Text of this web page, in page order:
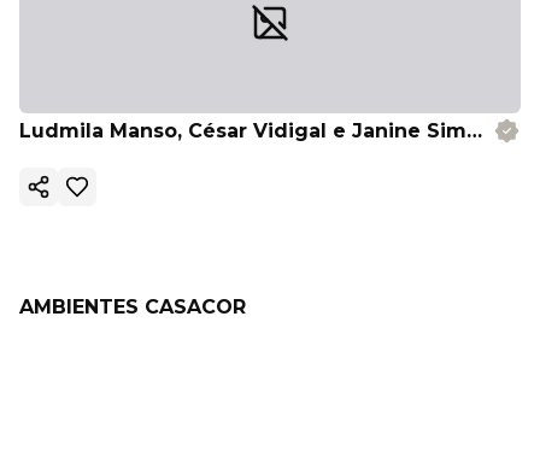
Ludmila Manso, César Vidigal e Janine Simões Cardoso
Copiar link
AMBIENTES CASACOR